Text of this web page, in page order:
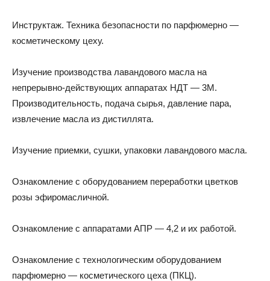
Инструктаж. Техника безопасности по парфюмерно —
косметическому цеху.
Изучение производства лавандового масла на
непрерывно-действующих аппаратах НДТ — 3М.
Производительность, подача сырья, давление пара,
извлечение масла из дистиллята.
Изучение приемки, сушки, упаковки лавандового масла.
Ознакомление с оборудованием переработки цветков
розы эфиромасличной.
Ознакомление с аппаратами АПР — 4,2 и их работой.
Ознакомление с технологическим оборудованием
парфюмерно — косметического цеха (ПКЦ).